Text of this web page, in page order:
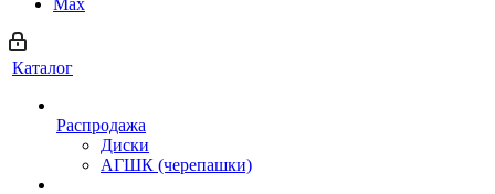
Max
Каталог
Распродажа
Диски
АГШК (черепашки)